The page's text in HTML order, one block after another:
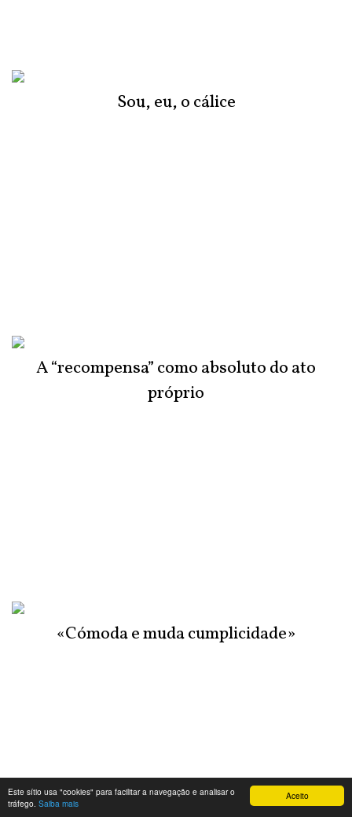
Aceito
Este sítio usa "cookies" para facilitar a navegação e analisar o
tráfego. Saiba mais
Sou, eu, o cálice
A “recompensa” como absoluto do ato
próprio
«Cómoda e muda cumplicidade»